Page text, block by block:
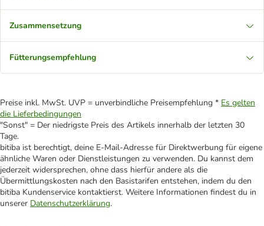
Zusammensetzung
Fütterungsempfehlung
Preise inkl. MwSt. UVP = unverbindliche Preisempfehlung * Es gelten
die Lieferbedingungen
"Sonst" = Der niedrigste Preis des Artikels innerhalb der letzten 30
Tage.
bitiba ist berechtigt, deine E-Mail-Adresse für Direktwerbung für eigene
ähnliche Waren oder Dienstleistungen zu verwenden. Du kannst dem
jederzeit widersprechen, ohne dass hierfür andere als die
Übermittlungskosten nach den Basistarifen entstehen, indem du den
bitiba Kundenservice kontaktierst. Weitere Informationen findest du in
unserer Datenschutzerklärung.